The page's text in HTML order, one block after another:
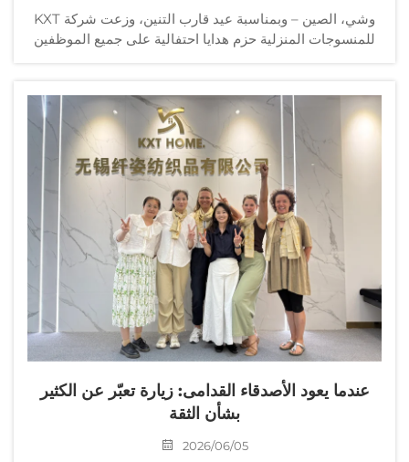
وشي، الصين – وبمناسبة عيد قارب التنين، وزعت شركة KXT
للمنسوجات المنزلية حزم هدايا احتفالية على جميع الموظفين
عندما يعود الأصدقاء القدامى: زيارة تعبّر عن الكثير
بشأن الثقة
2026/06/05